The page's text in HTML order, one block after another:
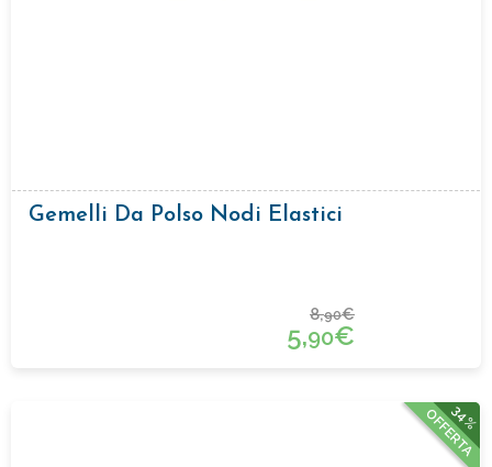
Gemelli Da Polso Nodi Elastici
8,90€
5,90€
34%
OFFERTA